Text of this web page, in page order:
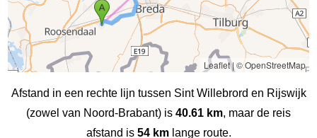
Leaflet| © OpenStreetMap
Afstand in een rechte lijn tussen Sint Willebrord en Rijswijk
(zowel van Noord-Brabant) is 40.61 km, maar de reis
afstand is 54 kmlange route.